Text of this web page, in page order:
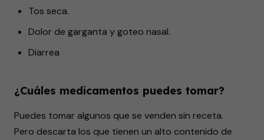
Tos seca.
Dolor de garganta y goteo nasal.
Diarrea
¿Cuáles medicamentos puedes tomar?
Puedes tomar algunos que se venden sin receta.
Pero descarta los que tienen un alto contenido de